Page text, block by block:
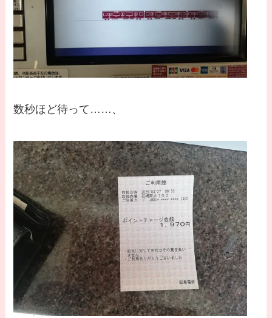
数秒ほど待って……、